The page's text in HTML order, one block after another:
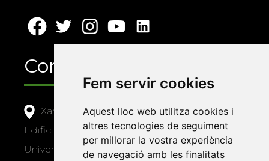
Fem servir cookies
Aquest lloc web utilitza cookies i
altres tecnologies de seguiment
per millorar la vostra experiència
de navegació amb les finalitats
Contacte
Xarxa Vives d'Universitats
Edifici Àgora
Universitat Jaume I, local 10